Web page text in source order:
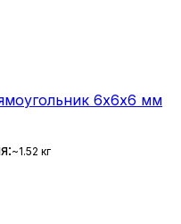
6х6х6 мм
~1.52 кг